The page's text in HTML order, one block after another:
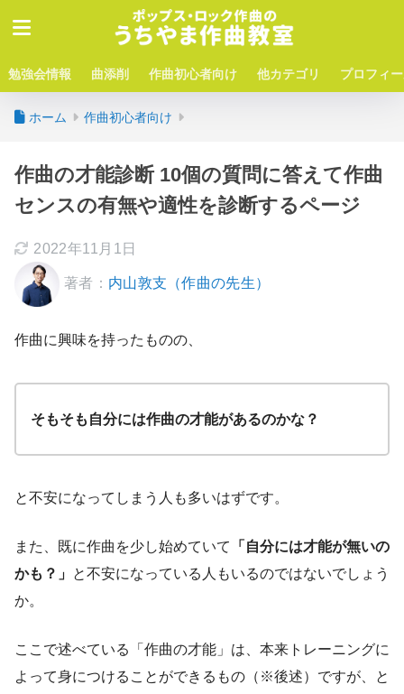
勉強会情報 曲添削 作曲初心者向け 他カテゴリ プロフィ
ホーム 作曲初心者向け
作曲の才能診断 10個の質問に答えて作曲
センスの有無や適性を診断するページ
2022年11月1日
著者： 内山敦支（作曲の先生）
作曲に興味を持ったものの、
そもそも自分には作曲の才能があるのかな？
と不安になってしまう人も多いはずです。
また、既に作曲を少し始めていて
「自分には才能が無いの
かも？」 と不安になっている人もいるのではないでしょう
か。
ここで述べている「作曲の才能」は、本来トレーニングに
よって身につけることができるもの（※後述）ですが、と